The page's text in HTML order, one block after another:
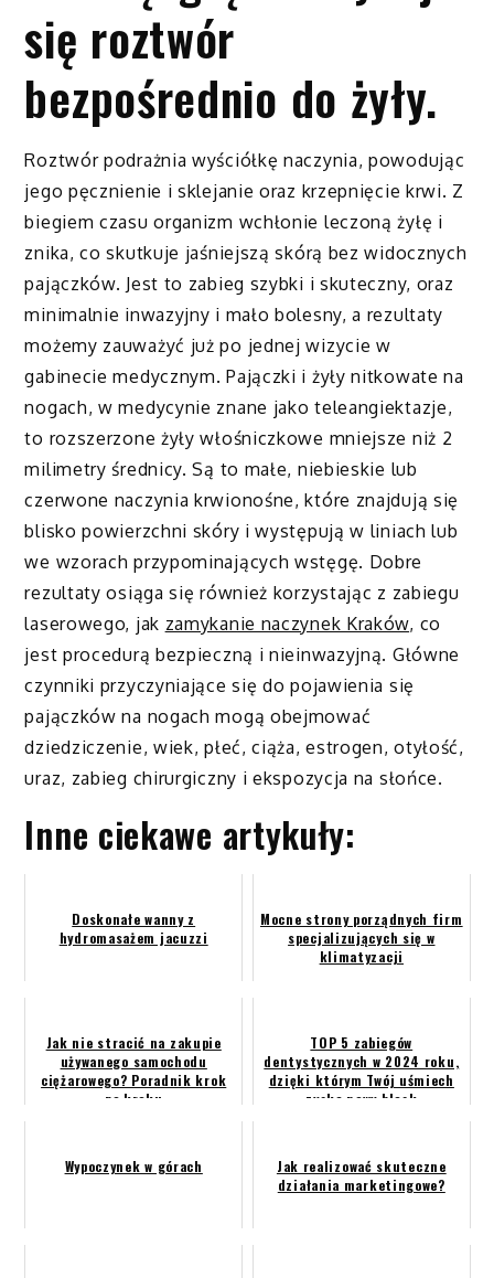
się roztwór
bezpośrednio do żyły.
Roztwór podrażnia wyściółkę naczynia, powodując
jego pęcznienie i sklejanie oraz krzepnięcie krwi. Z
biegiem czasu organizm wchłonie leczoną żyłę i
znika, co skutkuje jaśniejszą skórą bez widocznych
pajączków. Jest to zabieg szybki i skuteczny, oraz
minimalnie inwazyjny i mało bolesny, a rezultaty
możemy zauważyć już po jednej wizycie w
gabinecie medycznym. Pajączki i żyły nitkowate na
nogach, w medycynie znane jako teleangiektazje,
to rozszerzone żyły włośniczkowe mniejsze niż 2
milimetry średnicy. Są to małe, niebieskie lub
czerwone naczynia krwionośne, które znajdują się
blisko powierzchni skóry i występują w liniach lub
we wzorach przypominających wstęgę. Dobre
rezultaty osiąga się również korzystając z zabiegu
laserowego, jak zamykanie naczynek Kraków, co
jest procedurą bezpieczną i nieinwazyjną. Główne
czynniki przyczyniające się do pojawienia się
pajączków na nogach mogą obejmować
dziedziczenie, wiek, płeć, ciąża, estrogen, otyłość,
uraz, zabieg chirurgiczny i ekspozycja na słońce.
Inne ciekawe artykuły:
Doskonałe wanny z
hydromasażem jacuzzi
Mocne strony porządnych firm
specjalizujących się w
klimatyzacji
Jak nie stracić na zakupie
używanego samochodu
ciężarowego? Poradnik krok
po kroku
TOP 5 zabiegów
dentystycznych w 2024 roku,
dzięki którym Twój uśmiech
zyska nowy blask
Wypoczynek w górach
Jak realizować skuteczne
działania marketingowe?